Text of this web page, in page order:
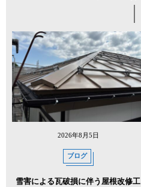
2026年8月5日
ブログ
雪害による瓦破損に伴う屋根改修工